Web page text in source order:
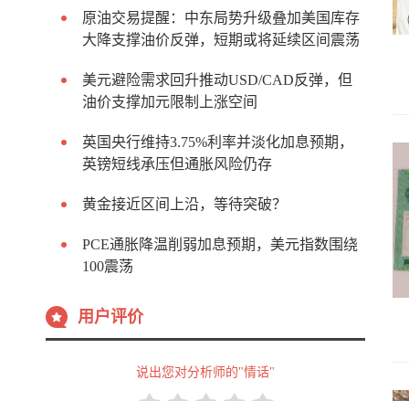
原油交易提醒：中东局势升级叠加美国库存
大降支撑油价反弹，短期或将延续区间震荡
美元避险需求回升推动USD/CAD反弹，但
油价支撑加元限制上涨空间
英国央行维持3.75%利率并淡化加息预期，
英镑短线承压但通胀风险仍存
黄金接近区间上沿，等待突破？
PCE通胀降温削弱加息预期，美元指数围绕
100震荡
用户评价
说出您对分析师的"情话"